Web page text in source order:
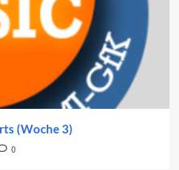
(Woche 3)
0